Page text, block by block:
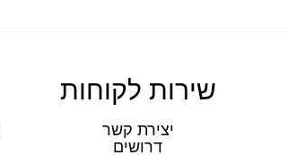
שירות לקוחות
יצירת קשר
דרושים